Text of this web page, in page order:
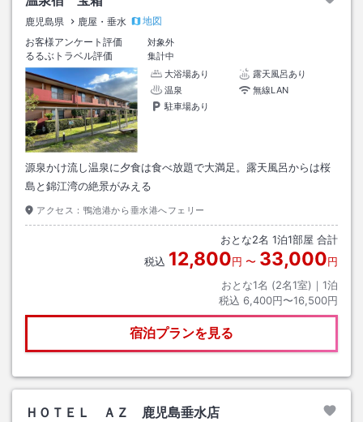
鹿児島県 鹿屋・垂水
地図
お客様アンケート評価
対象外
るるぶトラベル評価
集計中
大浴場あり
露天風呂あり
温泉
無線LAN
駐車場あり
源泉かけ流し温泉に夕食は食べ放題で大満足。露天風呂からは桜
島と錦江湾の絶景がみえる
アクセス： 鴨池港から垂水港へフェリー
おとな2名 1泊1部屋 合計
税込 12,800円 〜 33,000円
おとな1名 (2名1室)｜ 1泊
税込 6,400円〜16,500円
宿泊プランを見る
ＨＯＴＥＬ ＡＺ 鹿児島垂水店